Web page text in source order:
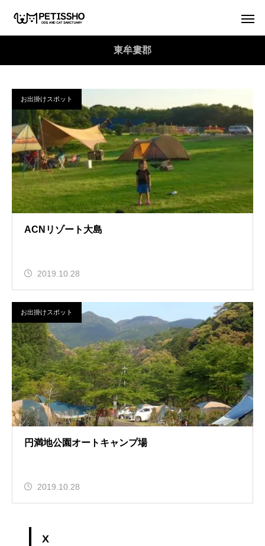
東牟婁郡
お出掛けスポット
ACNリゾート大島
2019.10.28
お出掛けスポット
円満地公園オートキャンプ場
2019.10.28
X